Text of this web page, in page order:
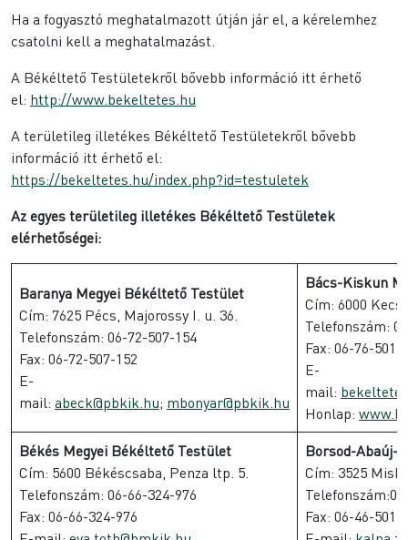
Ha a fogyasztó meghatalmazott útján jár el, a kérelemhez
csatolni kell a meghatalmazást.
A Békéltető Testületekről bővebb információ itt érhető
el: http://www.bekeltetes.hu
A területileg illetékes Békéltető Testületekről bővebb
információ itt érhető el:
https://bekeltetes.hu/index.php?id=testuletek
Az egyes területileg illetékes Békéltető Testületek
elérhetőségei:
Baranya Megyei Békéltető Testület
Cím: 7625 Pécs, Majorossy I. u. 36.
Telefonszám: 06-72-507-154
Fax: 06-72-507-152
E-
mail: abeck@pbkik.hu; mbonyar@pbkik.hu
Bács-Kiskun
Cím: 6000
Telefonszám:
Fax: 06-76-501-
E-
mail:
Honlap:
Békés Megyei Békéltető Testület
Cím: 5600 Békéscsaba, Penza ltp. 5.
Telefonszám: 06-66-324-976
Fax: 06-66-324-976
Borsod-Abaúj-
Cím: 3525
Fax: 06-46-501-